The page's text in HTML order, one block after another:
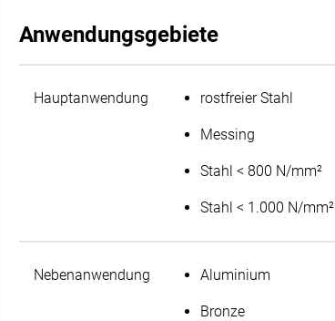
Anwendungsgebiete
Hauptanwendung rostfreier Stahl
Messing
Stahl < 800 N/mm²
Stahl < 1.000 N/mm²
Nebenanwendung Aluminium
Bronze